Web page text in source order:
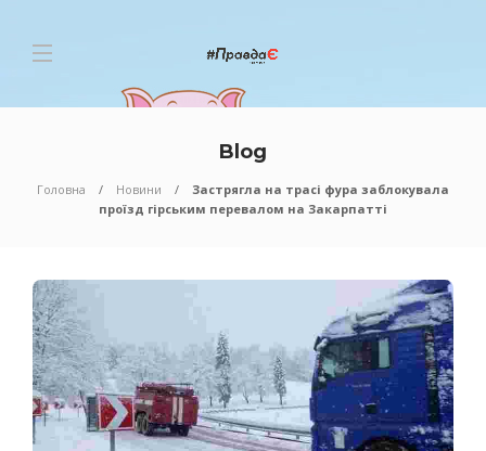
Blog
Головна Новини
Застрягла на трасі фура заблокувала
проїзд гірським перевалом на Закарпатті